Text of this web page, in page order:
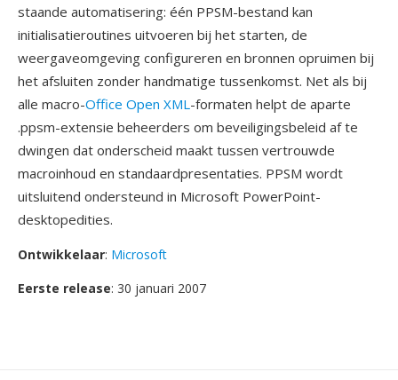
staande automatisering: één PPSM-bestand kan
initialisatieroutines uitvoeren bij het starten, de
weergaveomgeving configureren en bronnen opruimen bij
het afsluiten zonder handmatige tussenkomst. Net als bij
alle macro-Office Open XML-formaten helpt de aparte
.ppsm-extensie beheerders om beveiligingsbeleid af te
dwingen dat onderscheid maakt tussen vertrouwde
macroinhoud en standaardpresentaties. PPSM wordt
uitsluitend ondersteund in Microsoft PowerPoint-
desktopedities.
Ontwikkelaar: Microsoft
Eerste release: 30 januari 2007